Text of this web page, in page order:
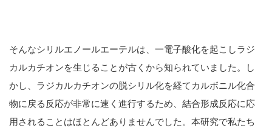
そんなシリルエノールエーテルは、一電子酸化を起こしラジ
カルカチオンを生じることが古くから知られていました。し
かし、ラジカルカチオンの脱シリル化を経てカルボニル化合
物に戻る反応が非常に速く進行するため、結合形成反応に応
用されることはほとんどありませんでした。本研究で私たち